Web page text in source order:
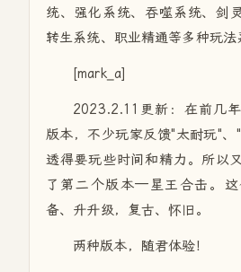
统、强化系统、吞噬系统、剑
转生系统、职业精通等多种玩法
[mark_a]
2023.2.11更新：在前几
版本，不少玩家反馈"太耐玩"
透得要玩些时间和精力。所以
了第二个版本—星王合击。
备、升升级，复古、怀旧。
两种版本，随君体验！